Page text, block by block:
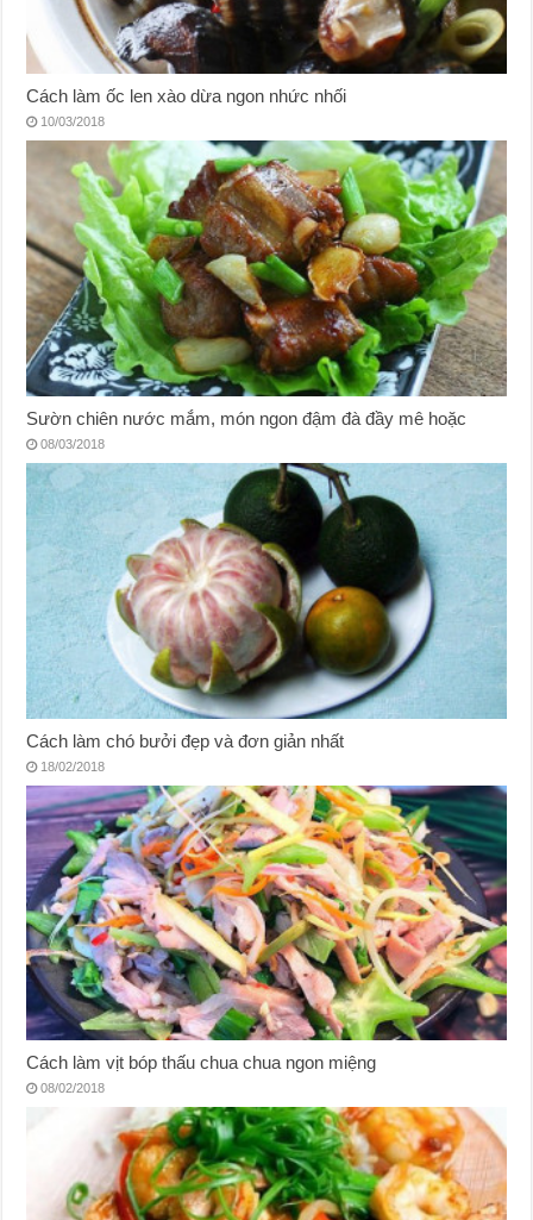
Cách làm ốc len xào dừa ngon nhức nhối
10/03/2018
Sườn chiên nước mắm, món ngon đậm đà đầy mê hoặc
08/03/2018
Cách làm chó bưởi đẹp và đơn giản nhất
18/02/2018
Cách làm vịt bóp thấu chua chua ngon miệng
08/02/2018